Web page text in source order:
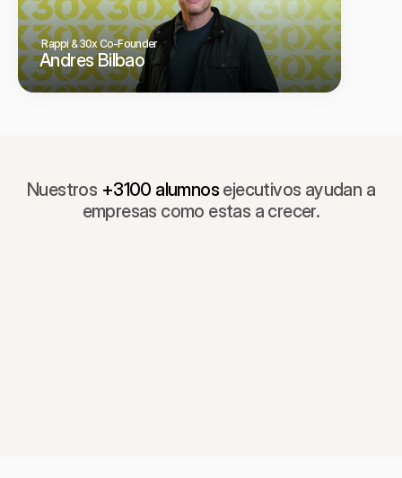
Rappi & 30x Co-Founder
Andres Bilbao
Nuestros +3100 alumnosejecutivos ayudan a
empresas como estas a crecer.